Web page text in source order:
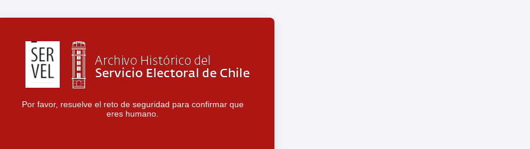
Por favor, resuelve el reto de seguridad para confirmar que
eres humano.